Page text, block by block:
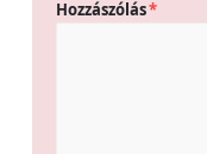
Hozzászólás*